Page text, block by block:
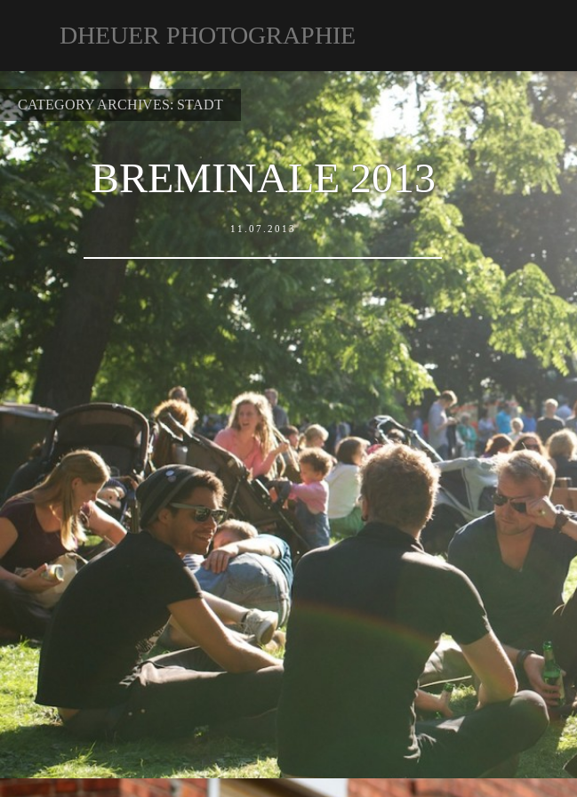
DHEUER PHOTOGRAPHIE
CATEGORY ARCHIVES: STADT
BREMINALE 2013
11.07.2013